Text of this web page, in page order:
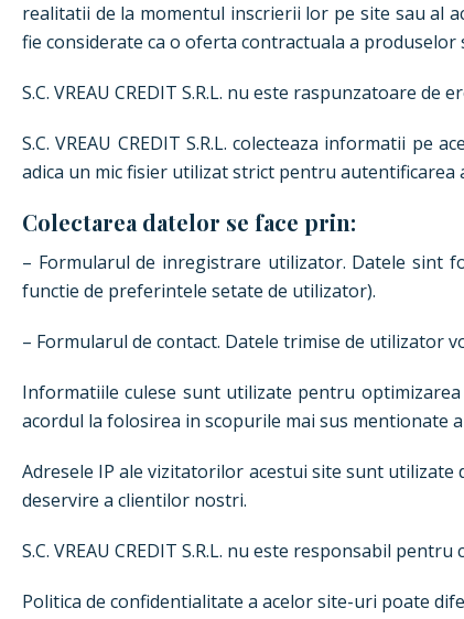
realitatii de la momentul inscrierii lor pe site sau al
fie considerate ca o oferta contractuala a produselor
S.C. VREAU CREDIT S.R.L. nu este raspunzatoare
S.C. VREAU CREDIT S.R.L. colecteaza informatii
adica un mic fisier utilizat strict pentru
Colectarea datelor se face prin:
– Formularul de inregistrare utilizator. Datele sint
functie de preferintele setate de utilizator).
– Formularul de contact. Datele trimise de utilizator
Informatiile culese sunt utilizate pentru optimizarea
acordul la folosirea in scopurile mai sus mentionate a
Adresele IP ale vizitatorilor acestui site sunt utilizate
deservire a clientilor nostri.
S.C. VREAU CREDIT S.R.L. nu este responsabil
Politica de confidentialitate a acelor site-uri poate